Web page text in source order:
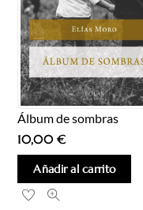
Álbum de sombras
10,00€
Añadir al carrito